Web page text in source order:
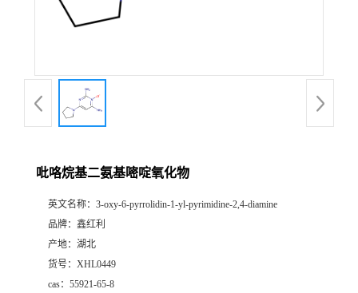
吡咯烷基二氨基嘧啶氧化物
英文名称： 3-oxy-6-pyrrolidin-1-yl-pyrimidine-2,4-diamine
品牌： 鑫红利
产地： 湖北
货号： XHL0449
cas： 55921-65-8